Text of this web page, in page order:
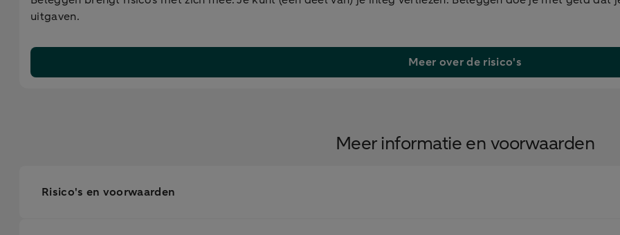
uitgaven.
Meer over de risico's
Meer informatie en voorwaarden
Risico's en voorwaarden